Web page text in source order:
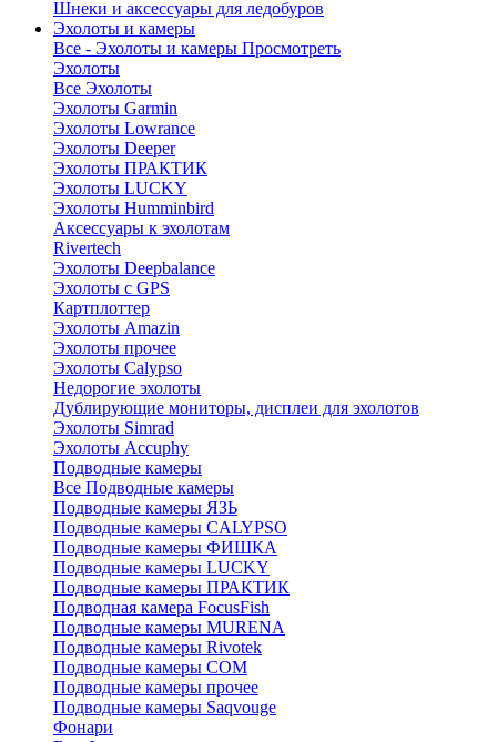
Шнеки и аксессуары для ледобуров
Эхолоты и камеры
Все - Эхолоты и камеры Просмотреть
Эхолоты
Все Эхолоты
Эхолоты Garmin
Эхолоты Lowrance
Эхолоты Deeper
Эхолоты ПРАКТИК
Эхолоты LUCKY
Эхолоты Humminbird
Аксессуары к эхолотам
Rivertech
Эхолоты Deepbalance
Эхолоты с GPS
Картплоттер
Эхолоты Amazin
Эхолоты прочее
Эхолоты Calypso
Недорогие эхолоты
Дублирующие мониторы, дисплеи для эхолотов
Эхолоты Simrad
Эхолоты Accuphy
Подводные камеры
Все Подводные камеры
Подводные камеры ЯЗЬ
Подводные камеры CALYPSO
Подводные камеры ФИШКА
Подводные камеры LUCKY
Подводные камеры ПРАКТИК
Подводная камера FocusFish
Подводные камеры MURENA
Подводные камеры Rivotek
Подводные камеры СОМ
Подводные камеры прочее
Подводные камеры Saqvouge
Фонари